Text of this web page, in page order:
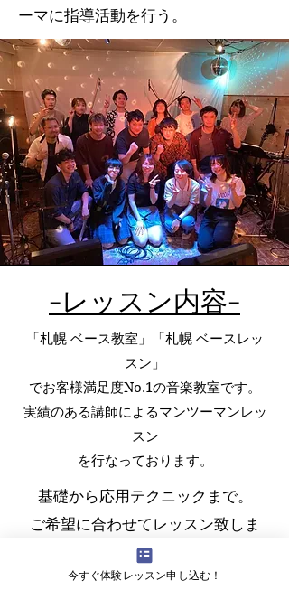
ーマに指導活動を行う。
-レッスン内容-
「札幌 ベース教室」「札幌 ベースレッ
スン」
でお客様満足度No.1の音楽教室です。
実績のある講師によるマンツーマンレッ
スン
​を行なっております。
基礎から応用テクニックまで。
ご希望に合わせてレッスン致しま
す。
・この曲のベースを弾きたい！
今すぐ体験レッスン申し込む！